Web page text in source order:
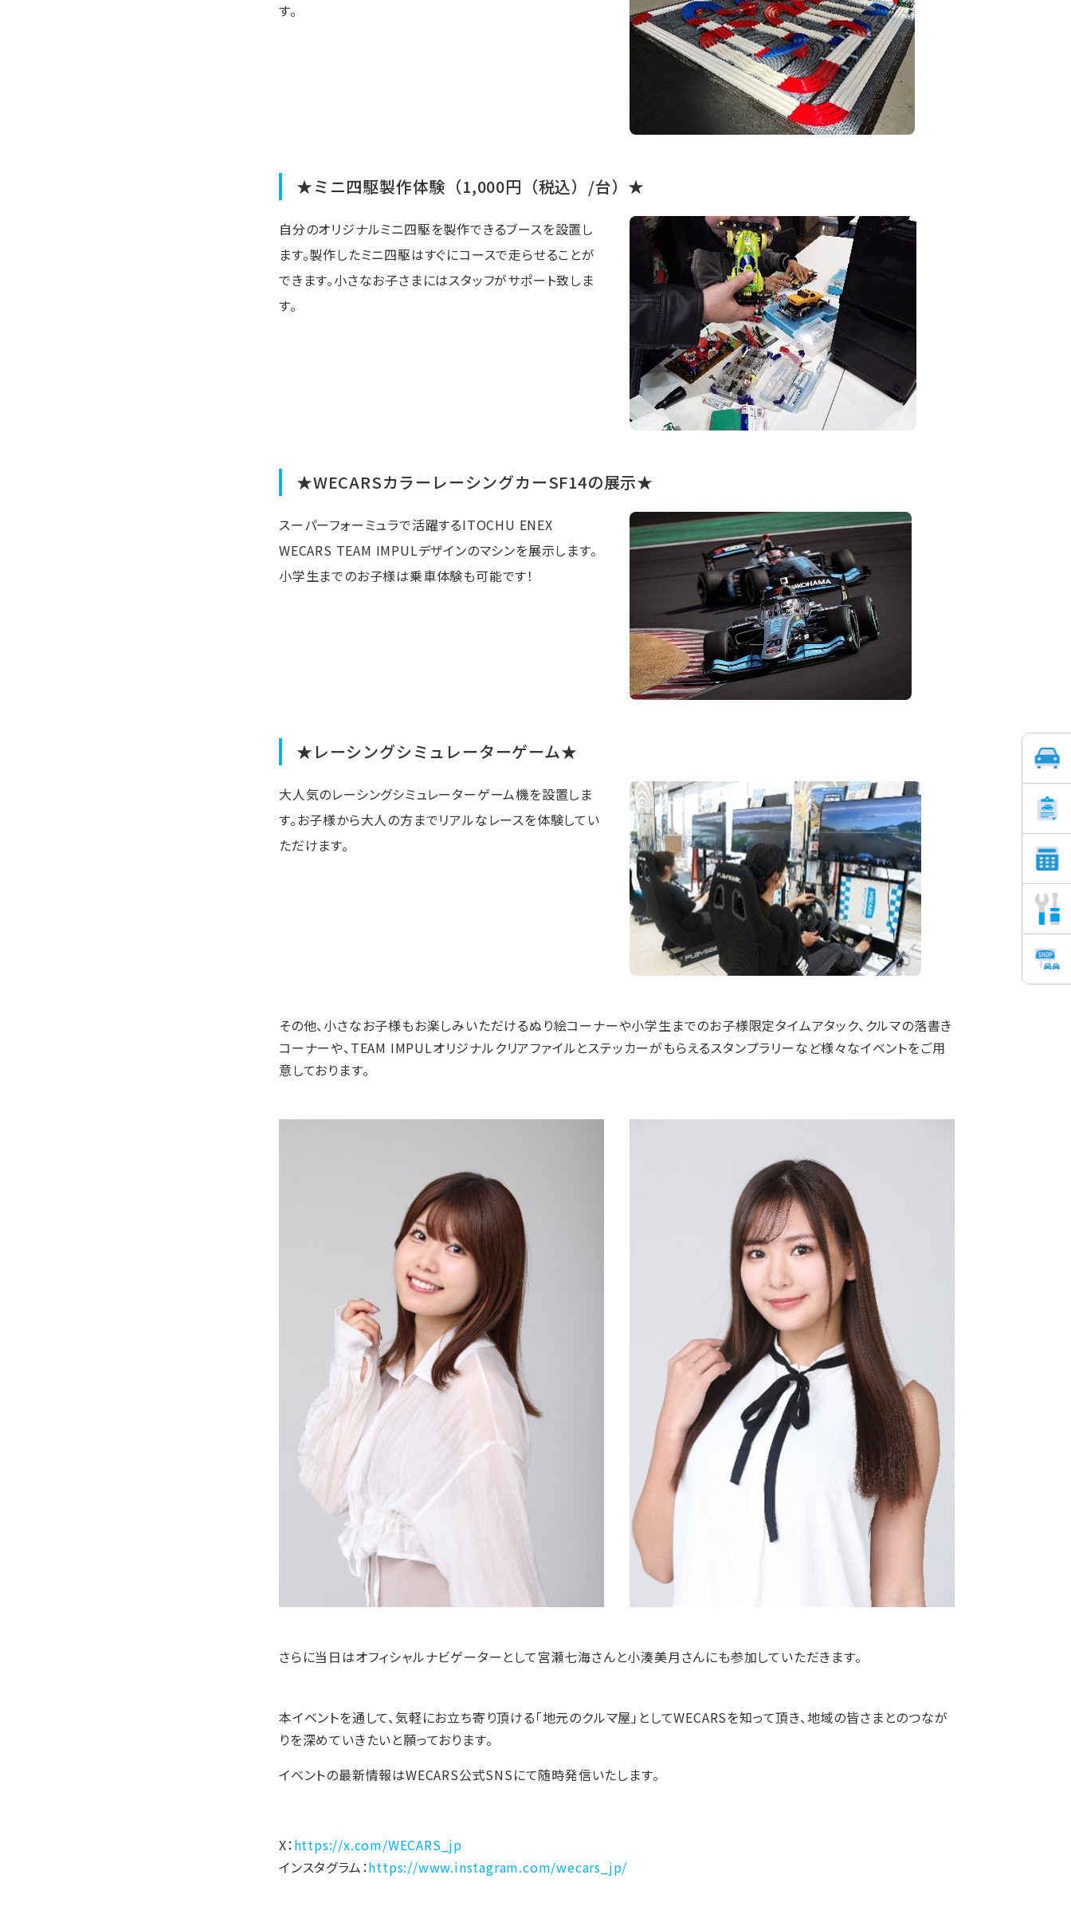
す。
★ミニ四駆製作体験（1,000円（税込）/台）★
自分のオリジナルミニ四駆を製作できるブースを設置し
ます。製作したミニ四駆はすぐにコースで走らせることが
できます。小さなお子さまにはスタッフがサポート致しま
す。
★WECARSカラーレーシングカーSF14の展示★
スーパーフォーミュラで活躍するITOCHU ENEX
WECARS TEAM IMPULデザインのマシンを展示します。
小学生までのお子様は乗車体験も可能です！
★レーシングシミュレーターゲーム★
大人気のレーシングシミュレーターゲーム機を設置しま
す。お子様から大人の方までリアルなレースを体験してい
ただけます。
その他、小さなお子様もお楽しみいただけるぬり絵コーナーや小学生までのお子様限定タイムアタック、クルマの落書き
コーナーや、TEAM IMPULオリジナルクリアファイルとステッカーがもらえるスタンプラリーなど様々なイベントをご用
意しております。
さらに当日はオフィシャルナビゲーターとして宮瀬七海さんと小湊美月さんにも参加していただきます。
本イベントを通して、気軽にお立ち寄り頂ける「地元のクルマ屋」としてWECARSを知って頂き、地域の皆さまとのつなが
りを深めていきたいと願っております。
イベントの最新情報はWECARS公式SNSにて随時発信いたします。
X：https://x.com/WECARS_jp
インスタグラム：https://www.instagram.com/wecars_jp/